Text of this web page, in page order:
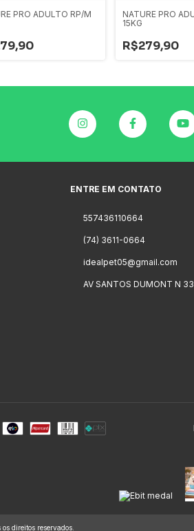
PRO ADULTO RP/M
NATURE PRO
15KG
R$279,90
ENTRE EM CONTATO
557436110664
(74) 3611-0664
idealpet05@gmail.com
AV SANTOS DUMONT N 33
direitos reservados.